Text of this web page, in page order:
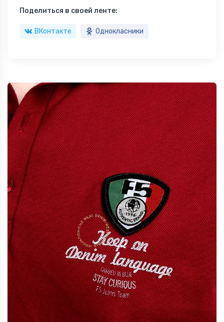
Поделиться в своей ленте:
ВКонтакте Однокласники